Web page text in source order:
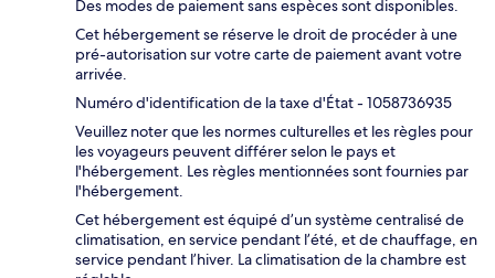
Des modes de paiement sans espèces sont disponibles.
Cet hébergement se réserve le droit de procéder à une
pré-autorisation sur votre carte de paiement avant votre
arrivée.
Numéro d'identification de la taxe d'État - 1058736935
Veuillez noter que les normes culturelles et les règles pour
les voyageurs peuvent différer selon le pays et
l'hébergement. Les règles mentionnées sont fournies par
l'hébergement.
Cet hébergement est équipé d’un système centralisé de
climatisation, en service pendant l’été, et de chauffage, en
service pendant l’hiver. La climatisation de la chambre est